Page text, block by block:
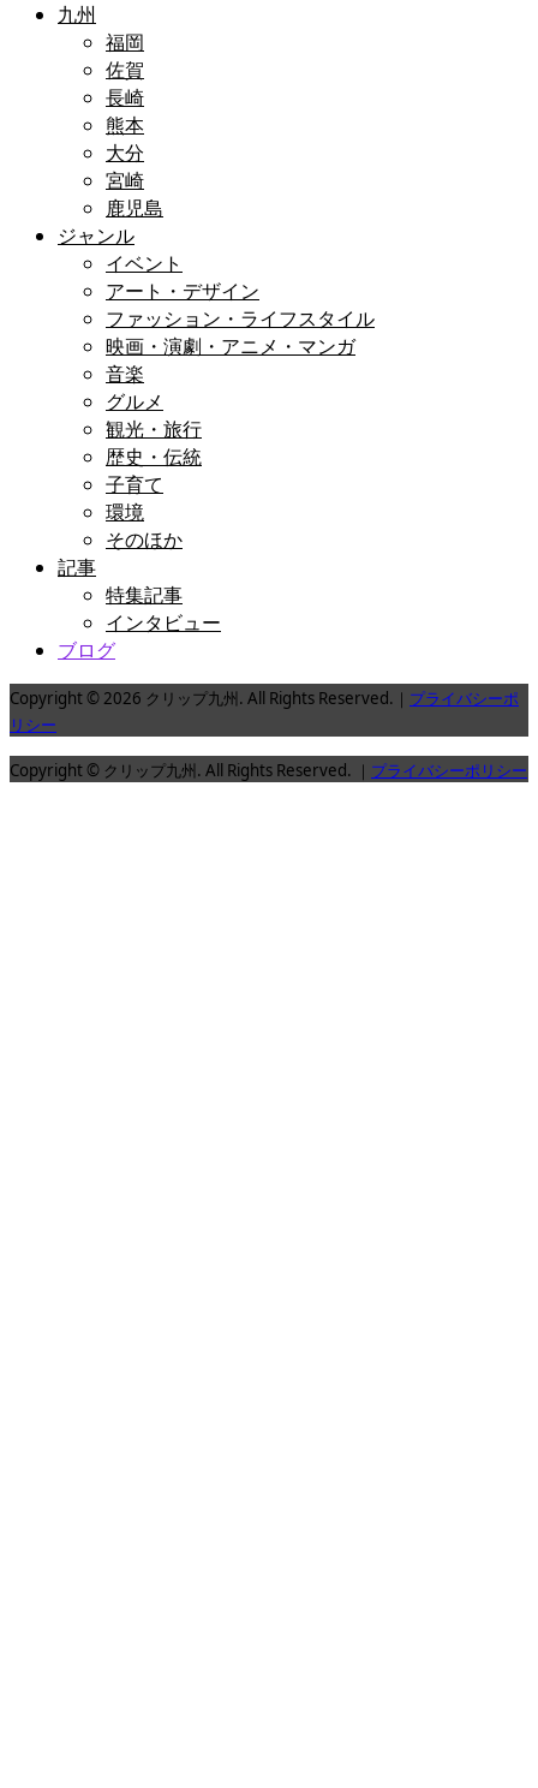
九州
福岡
佐賀
長崎
熊本
大分
宮崎
鹿児島
ジャンル
イベント
アート・デザイン
ファッション・ライフスタイル
映画・演劇・アニメ・マンガ
音楽
グルメ
観光・旅行
歴史・伝統
子育て
環境
そのほか
記事
特集記事
インタビュー
ブログ
Copyright © 2026 クリップ九州. All Rights Reserved.｜ プライバシーポ
リシー
Copyright © クリップ九州. All Rights Reserved. ｜ プライバシーポリシー